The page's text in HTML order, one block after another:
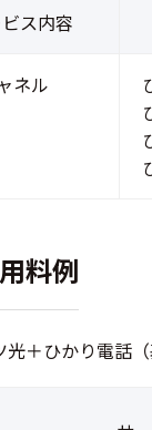
ス内容
ネル
料例
＋ひかり電話